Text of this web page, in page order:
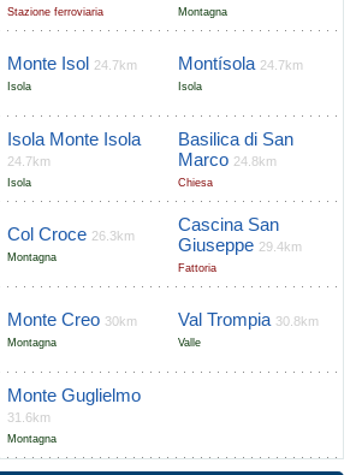
Stazione ferroviaria Montagna
Monte Isol 24.7km
Isola
Montísola 24.7km
Isola
Isola Monte Isola
24.7km
Isola
Basilica di San
Marco 24.8km
Chiesa
Col Croce 26.3km
Montagna
Cascina San
Giuseppe 29.4km
Fattoria
Monte Creo 30km
Montagna
Val Trompia 30.8km
Valle
Monte Guglielmo
31.6km
Montagna